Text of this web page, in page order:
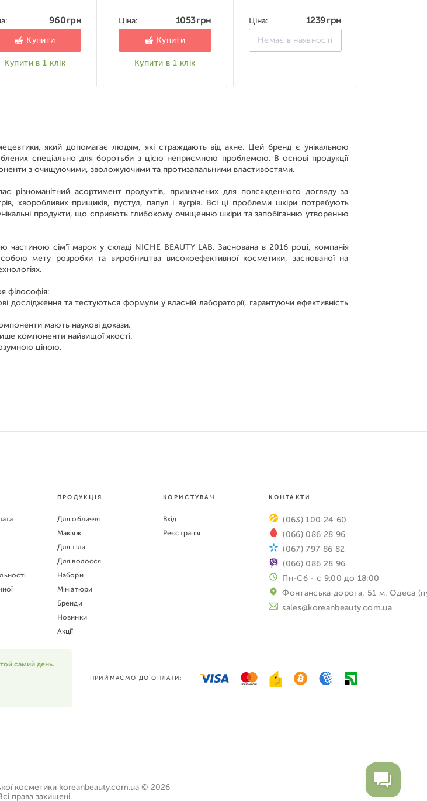
960 грн
Купити
Купити в 1 клік
Ціна: 1053 грн
Купити
Купити в 1 клік
Ціна: 1239 грн
Немає в наявності
який допомагає людям, які страждають від акне. Цей бренд є унікальною
спеціально для боротьби з цією неприємною проблемою. В основі продукції
з очищуючими, зволожуючими та протизапальними властивостями.
різноманітний асортимент продуктів, призначених для повсякденного догляду за
хворобливих прищиків, пустул, папул і вугрів. Всі ці проблеми шкіри потребують
продукти, що сприяють глибокому очищенню шкіри та запобіганню утворенню
частиною сім'ї марок у складі NICHE BEAUTY LAB. Заснована в 2016 році, компанія
мету розробки та виробництва високоефективної косметики, заснованої на
філософія:
дослідження та тестуються формули у власній лабораторії, гарантуючи ефективність
мають наукові докази.
компоненти найвищої якості.
ціною.
ПРОДУКЦІЯ
Для обличчя
Макіяж
Для тіла
Для волосся
Набори
Мініатюри
Бренди
Новинки
Акції
КОРИСТУВАЧ
Вхід
Реєстрація
КОНТАКТИ
(063) 100 24 60
(066) 086 28 96
(067) 797 86 82
(066) 086 28 96
Пн-Сб - с 9:00 до 18:00
Фонтанська дорога, 51 м. Одеса
sales@koreanbeauty.com.ua
самий день.
ПРИЙМАЄМО ДО ОПЛАТИ:
косметики koreanbeauty.com.ua © 2026
права захищені.